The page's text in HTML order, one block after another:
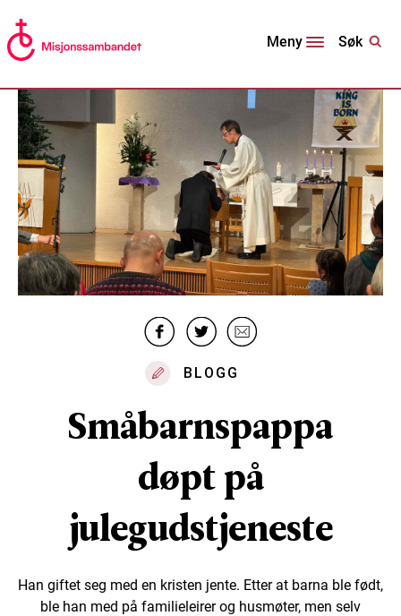
Meny Søk
BLOGG
Småbarnspappa
døpt på
julegudstjeneste
Han giftet seg med en kristen jente. Etter at barna ble født,
ble han med på familieleirer og husmøter, men selv